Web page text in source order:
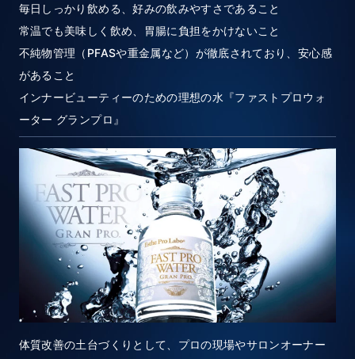
毎日しっかり飲める、好みの飲みやすさであること
常温でも美味しく飲め、胃腸に負担をかけないこと
不純物管理（PFASや重金属など）が徹底されており、安心感
があること
インナービューティーのための理想の水『ファストプロウォ
ーター グランプロ』
体質改善の土台づくりとして、プロの現場やサロンオーナー